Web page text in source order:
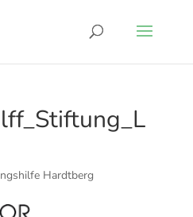
Hardtberg